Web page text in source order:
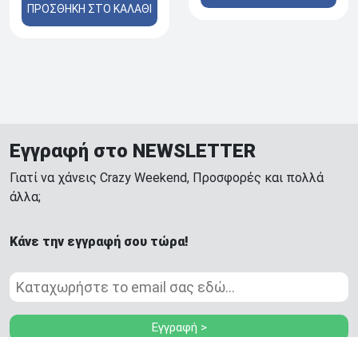
ΠΡΟΣΘΗΚΗ ΣΤΟ ΚΑΛΑΘΙ
R750 / R750XS
Εγγραφή στο NEWSLETTER
Γιατί να χάνεις Crazy Weekend, Προσφορές και πολλά
άλλα;
Κάνε την εγγραφή σου τώρα!
Εγγραφή >